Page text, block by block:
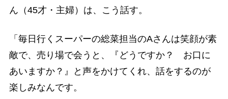
ん（45才・主婦）は、こう話す。
「毎日行くスーパーの総菜担当のAさんは笑顔が素
敵で、売り場で会うと、『どうですか？ お口に
あいますか？』と声をかけてくれ、話をするのが
楽しみなんです。